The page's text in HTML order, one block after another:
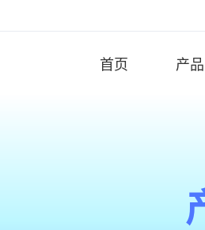
首页 产